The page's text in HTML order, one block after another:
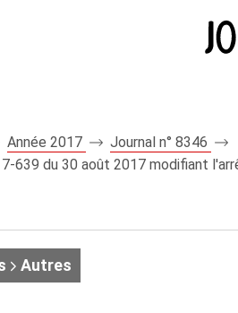
Année 2017
Journal n° 8346
639 du 30 août 2017 modifiant
Autres